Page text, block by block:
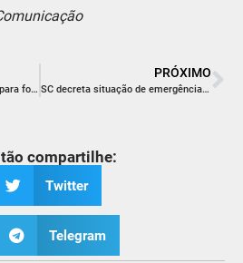
Força-tarefa define medidas para fortalecer acolhimento familiar
PRÓXIMO
SC decreta situação de emergência por causa da dengue
compartilhe:
Twitter
Telegram